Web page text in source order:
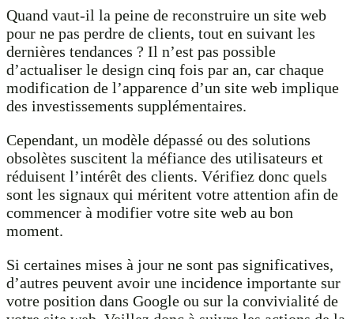
Quand vaut-il la peine de reconstruire un site web
pour ne pas perdre de clients, tout en suivant les
dernières tendances ? Il n’est pas possible
d’actualiser le design cinq fois par an, car chaque
modification de l’apparence d’un site web implique
des investissements supplémentaires.
Cependant, un modèle dépassé ou des solutions
obsolètes suscitent la méfiance des utilisateurs et
réduisent l’intérêt des clients. Vérifiez donc quels
sont les signaux qui méritent votre attention afin de
commencer à modifier votre site web au bon
moment.
Si certaines mises à jour ne sont pas significatives,
d’autres peuvent avoir une incidence importante sur
votre position dans Google ou sur la convivialité de